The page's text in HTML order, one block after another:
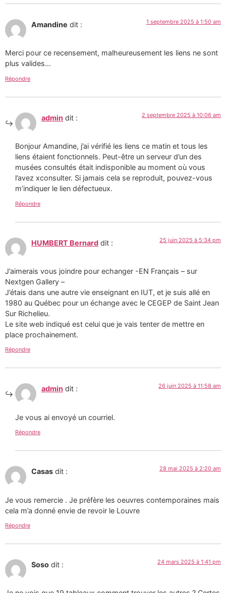
Amandine dit : 1 septembre 2025 à 1:50 am
Merci pour ce recensement, malheureusement les liens ne sont
plus valides…
Répondre
admin dit : 2 septembre 2025 à 10:06 am
Bonjour Amandine, j’ai vérifié les liens ce matin et tous les
liens étaient fonctionnels. Peut-être un serveur d’un des
musées consultés était indisponible au moment où vous
l’avez xconsulter. Si jamais cela se reproduit, pouvez-vous
m’indiquer le lien défectueux.
Répondre
HUMBERT Bernard dit : 25 juin 2025 à 5:34 pm
J’aimerais vous joindre pour echanger -EN Français – sur
Nextgen Gallery –
J’étais dans une autre vie enseignant en IUT, et je suis allé en
1980 au Québec pour un échange avec le CEGEP de Saint Jean
Sur Richelieu.
Le site web indiqué est celui que je vais tenter de mettre en
place prochainement.
Répondre
admin dit : 26 juin 2025 à 11:58 am
Je vous ai envoyé un courriel.
Répondre
Casas dit : 28 mai 2025 à 2:20 am
Je vous remercie . Je préfère les oeuvres contemporaines mais
cela m’a donné envie de revoir le Louvre
Répondre
Soso dit : 24 mars 2025 à 1:41 pm